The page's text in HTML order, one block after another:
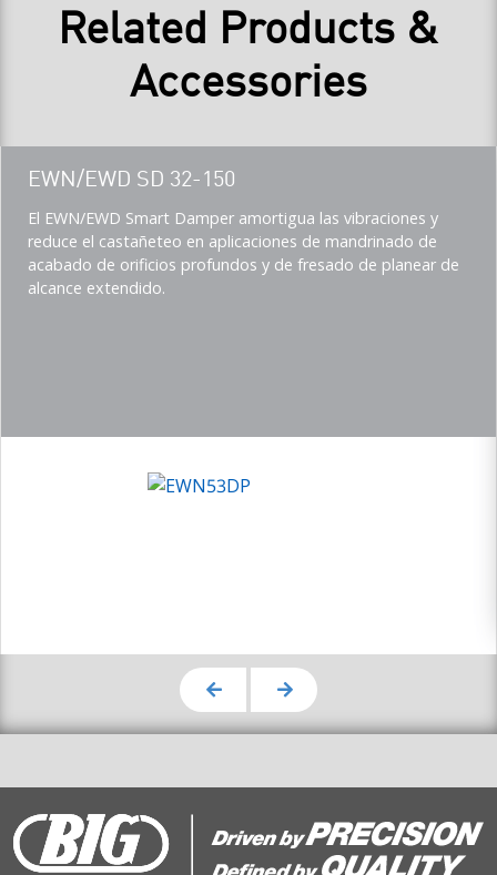
Related Products &
Accessories
Teaser
title
EWN/EWD SD 32-150
Teaser
description
(Imperial)
El EWN/EWD Smart Damper amortigua las vibraciones y
reduce el castañeteo en aplicaciones de mandrinado de
acabado de orificios profundos y de fresado de planear de
alcance extendido.